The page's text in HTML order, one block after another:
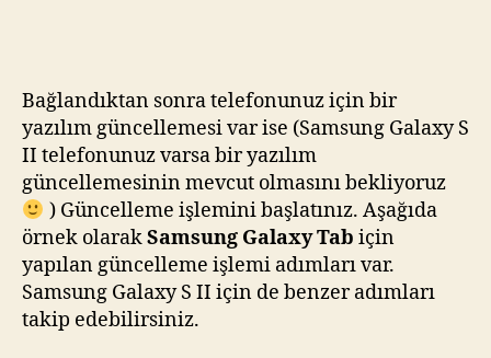
Bağlandıktan sonra telefonunuz için bir
yazılım güncellemesi var ise (Samsung Galaxy S
II telefonunuz varsa bir yazılım
güncellemesinin mevcut olmasını bekliyoruz
) Güncelleme işlemini başlatınız. Aşağıda
örnek olarakSamsung Galaxy Tab için
yapılan güncelleme işlemi adımları var.
Samsung Galaxy S II için de benzer adımları
takip edebilirsiniz.